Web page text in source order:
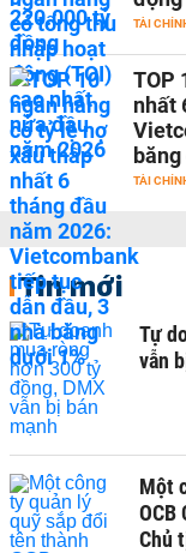
TÀI
TOP
nhất
băng
TÀI
Tin mới
Tự
vẫn
Một
OCB
Chủ